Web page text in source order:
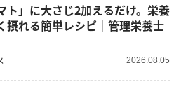
ト」に大さじ2加えるだけ。栄養
摂れる簡単レシピ｜管理栄養士
2026.08.05